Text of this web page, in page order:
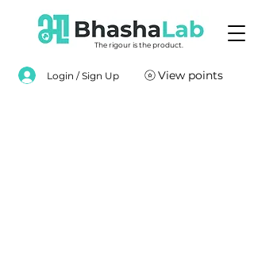
The rigour is the product.
Login / Sign Up View points